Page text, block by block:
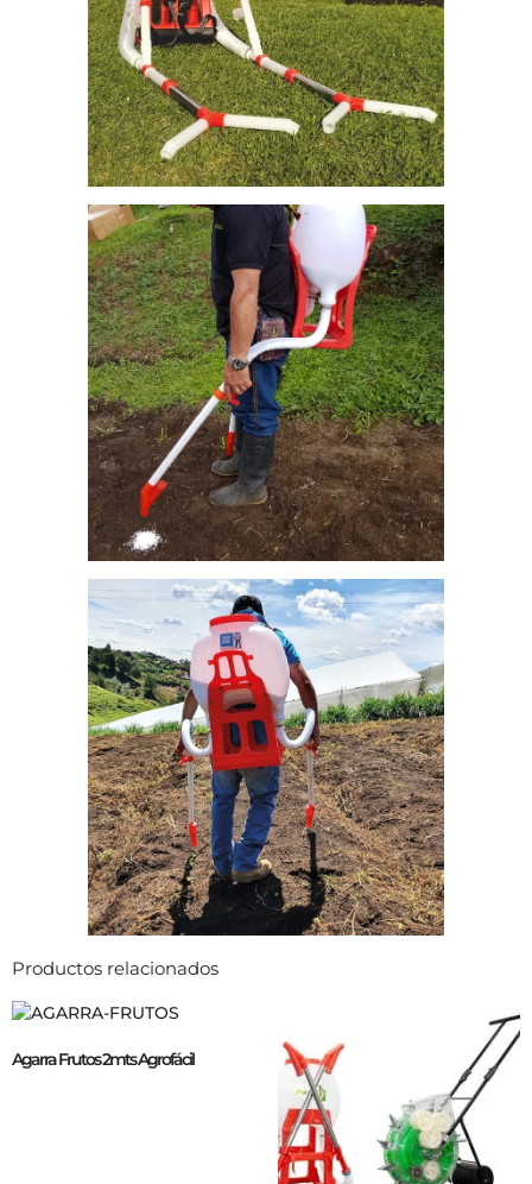
Productos relacionados
Agarra Frutos 2mts Agrofácil